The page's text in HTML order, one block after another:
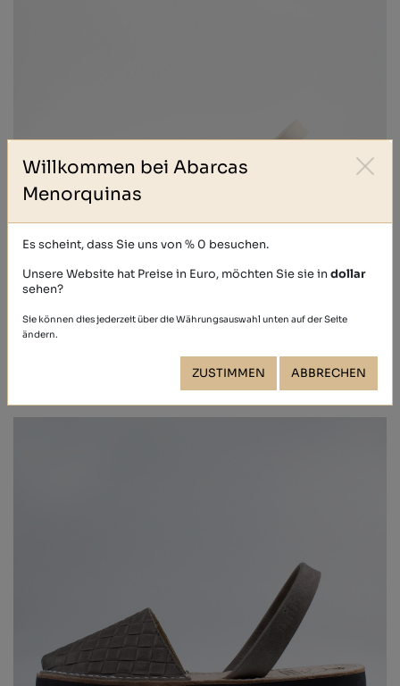
Willkommen bei Abarcas
Menorquinas
Es scheint, dass Sie uns von % 0 besuchen.
Unsere Website hat Preise in Euro, möchten Sie sie indollar
sehen?
Sie können dies jederzeit über die Währungsauswahl unten auf der Seite
ändern.
ZUSTIMMEN ABBRECHEN